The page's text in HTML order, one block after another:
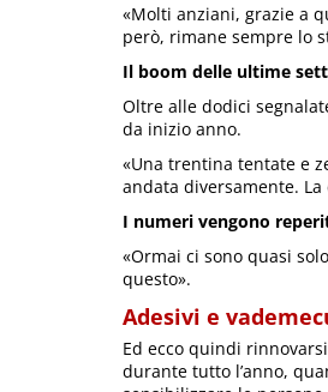
«Molti anziani, grazie a
però, rimane sempre lo
Il boom delle ultime
Oltre alle dodici
da inizio anno.
«Una trentina tentate e
andata diversamente.
I numeri vengono
«Ormai ci sono quasi
questo».
Adesivi e
Ed ecco quindi
durante tutto l’anno,